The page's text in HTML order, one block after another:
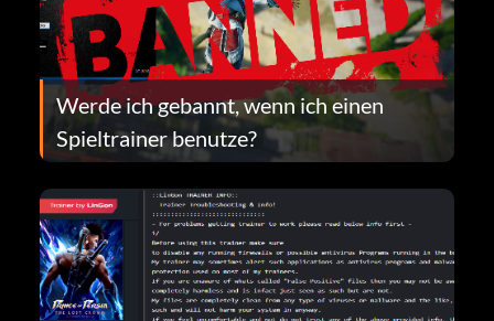
Werde ich gebannt, wenn ich einen
Spieltrainer benutze?